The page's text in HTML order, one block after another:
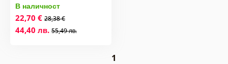
В наличност
22,70 € 28,38 €
44,40 лв. 55,49 лв.
1